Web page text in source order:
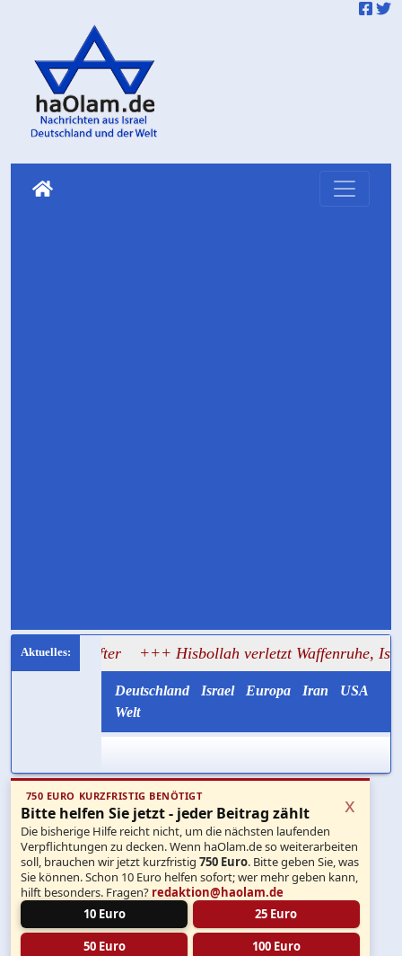
+++ Hisbollah verletzt Waffenruhe, Israel greift
Deutschland Israel Europa Iran
USA
Welt
750 EURO KURZFRISTIG BENÖTIGT
Bitte helfen Sie jetzt - jeder Beitrag zählt
Die bisherige Hilfe reicht nicht, um die nächsten laufenden
Verpflichtungen zu decken. Wenn haOlam.de so weiterarbeiten
soll, brauchen wir jetzt kurzfristig750 Euro. Bitte geben Sie, was
Sie können. Schon 10 Euro helfen sofort; wer mehr geben kann,
hilft besonders. Fragen? redaktion@haolam.de
10 Euro
25 Euro
50 Euro 100 Euro
x